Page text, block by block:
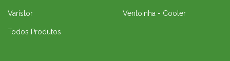
Varistor Ventoinha - Cooler
Todos Produtos